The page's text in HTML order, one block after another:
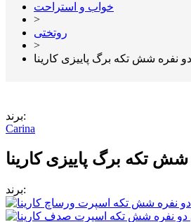
خواب و استراحت
>
روتختی
>
برند:
Carina
برند: